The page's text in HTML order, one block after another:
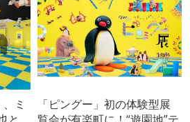
ミ
と
「ピングー」初の体験型展
覧会が有楽町に！“遊園地”テ